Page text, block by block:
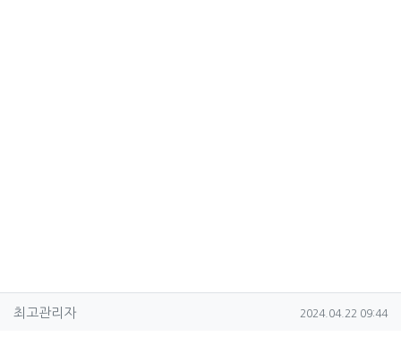
작성자 정보
최고관리자작성 작성일
2024.04.22 09:44